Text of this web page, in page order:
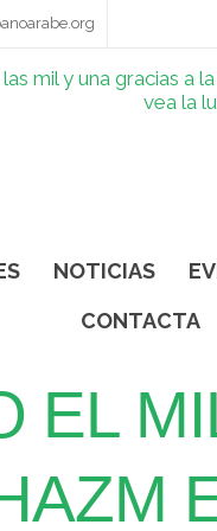
NOTICIAS
CONTACTA
EL